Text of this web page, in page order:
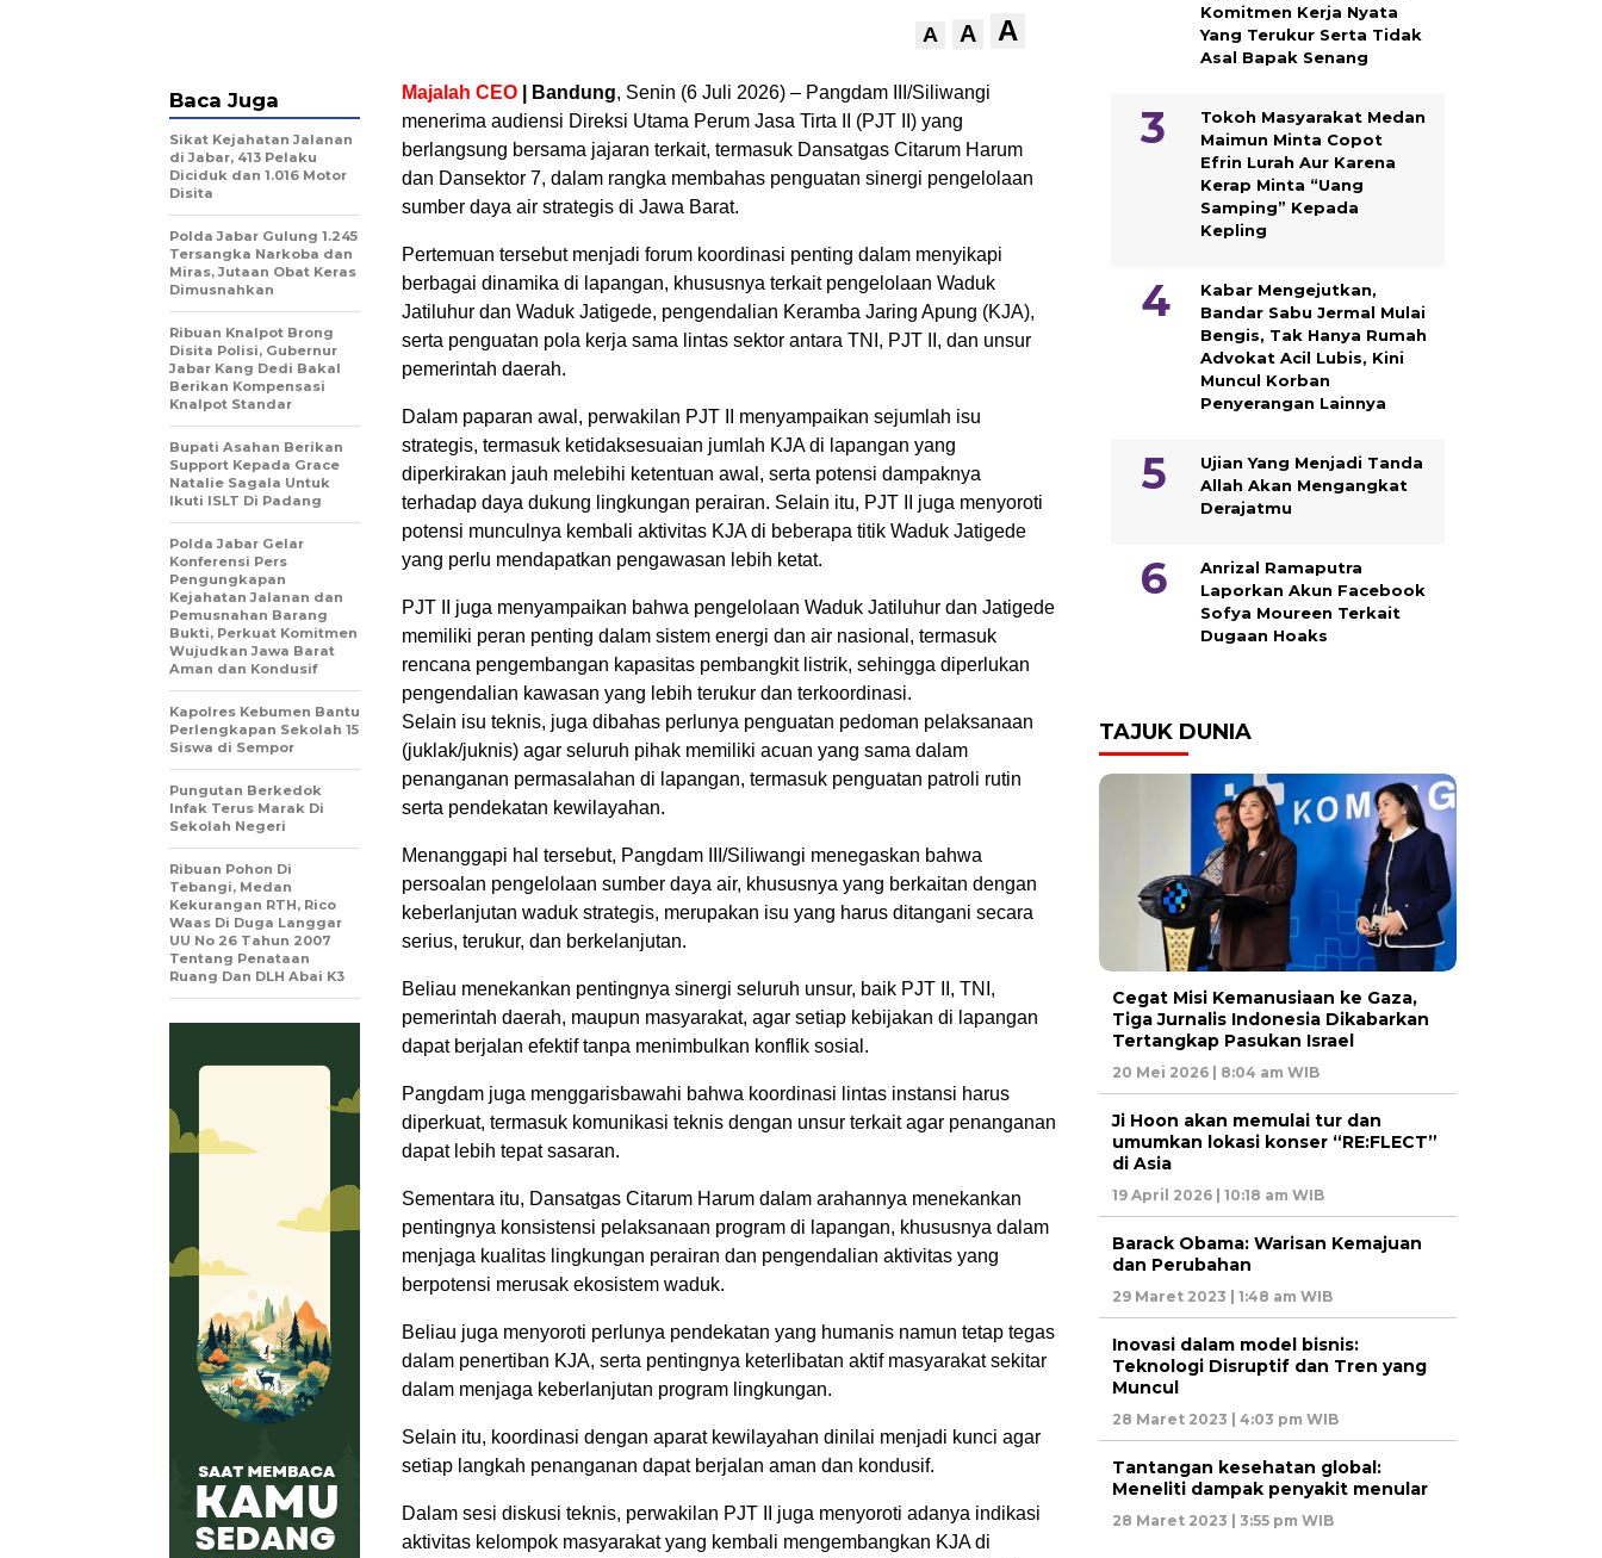
A A A
Majalah CEO | Bandung, Senin (6 Juli 2026) – Pangdam III/Siliwangi
menerima audiensi Direksi Utama Perum Jasa Tirta II (PJT II) yang
berlangsung bersama jajaran terkait, termasuk Dansatgas Citarum Harum
dan Dansektor 7, dalam rangka membahas penguatan sinergi pengelolaan
sumber daya air strategis di Jawa Barat.
Pertemuan tersebut menjadi forum koordinasi penting dalam menyikapi
berbagai dinamika di lapangan, khususnya terkait pengelolaan Waduk
Jatiluhur dan Waduk Jatigede, pengendalian Keramba Jaring Apung (KJA),
serta penguatan pola kerja sama lintas sektor antara TNI, PJT II, dan unsur
pemerintah daerah.
Dalam paparan awal, perwakilan PJT II menyampaikan sejumlah isu
strategis, termasuk ketidaksesuaian jumlah KJA di lapangan yang
diperkirakan jauh melebihi ketentuan awal, serta potensi dampaknya
terhadap daya dukung lingkungan perairan. Selain itu, PJT II juga menyoroti
potensi munculnya kembali aktivitas KJA di beberapa titik Waduk Jatigede
yang perlu mendapatkan pengawasan lebih ketat.
PJT II juga menyampaikan bahwa pengelolaan Waduk Jatiluhur dan Jatigede
memiliki peran penting dalam sistem energi dan air nasional, termasuk
rencana pengembangan kapasitas pembangkit listrik, sehingga diperlukan
pengendalian kawasan yang lebih terukur dan terkoordinasi.
Selain isu teknis, juga dibahas perlunya penguatan pedoman pelaksanaan
(juklak/juknis) agar seluruh pihak memiliki acuan yang sama dalam
penanganan permasalahan di lapangan, termasuk penguatan patroli rutin
serta pendekatan kewilayahan.
Menanggapi hal tersebut, Pangdam III/Siliwangi menegaskan bahwa
persoalan pengelolaan sumber daya air, khususnya yang berkaitan dengan
keberlanjutan waduk strategis, merupakan isu yang harus ditangani secara
serius, terukur, dan berkelanjutan.
Beliau menekankan pentingnya sinergi seluruh unsur, baik PJT II, TNI,
pemerintah daerah, maupun masyarakat, agar setiap kebijakan di lapangan
dapat berjalan efektif tanpa menimbulkan konflik sosial.
Pangdam juga menggarisbawahi bahwa koordinasi lintas instansi harus
diperkuat, termasuk komunikasi teknis dengan unsur terkait agar penanganan
dapat lebih tepat sasaran.
Sementara itu, Dansatgas Citarum Harum dalam arahannya menekankan
pentingnya konsistensi pelaksanaan program di lapangan, khususnya dalam
menjaga kualitas lingkungan perairan dan pengendalian aktivitas yang
berpotensi merusak ekosistem waduk.
Beliau juga menyoroti perlunya pendekatan yang humanis namun tetap tegas
dalam penertiban KJA, serta pentingnya keterlibatan aktif masyarakat sekitar
dalam menjaga keberlanjutan program lingkungan.
Selain itu, koordinasi dengan aparat kewilayahan dinilai menjadi kunci agar
setiap langkah penanganan dapat berjalan aman dan kondusif.
Dalam sesi diskusi teknis, perwakilan PJT II juga menyoroti adanya indikasi
aktivitas kelompok masyarakat yang kembali mengembangkan KJA di
Baca Juga
Sikat Kejahatan Jalanan
di Jabar, 413 Pelaku
Diciduk dan 1.016 Motor
Disita
Polda Jabar Gulung 1.245
Tersangka Narkoba dan
Miras, Jutaan Obat Keras
Dimusnahkan
Ribuan Knalpot Brong
Disita Polisi, Gubernur
Jabar Kang Dedi Bakal
Berikan Kompensasi
Knalpot Standar
Bupati Asahan Berikan
Support Kepada Grace
Natalie Sagala Untuk
Ikuti ISLT Di Padang
Polda Jabar Gelar
Konferensi Pers
Pengungkapan
Kejahatan Jalanan dan
Pemusnahan Barang
Bukti, Perkuat Komitmen
Wujudkan Jawa Barat
Aman dan Kondusif
Kapolres Kebumen Bantu
Perlengkapan Sekolah 15
Siswa di Sempor
Pungutan Berkedok
Infak Terus Marak Di
Sekolah Negeri
Ribuan Pohon Di
Tebangi, Medan
Kekurangan RTH, Rico
Waas Di Duga Langgar
UU No 26 Tahun 2007
Tentang Penataan
Ruang Dan DLH Abai K3
Komitmen Kerja Nyata
Yang Terukur Serta Tidak
Asal Bapak Senang
Tokoh Masyarakat Medan
Maimun Minta Copot
Efrin Lurah Aur Karena
Kerap Minta “Uang
Samping” Kepada
Kepling
Kabar Mengejutkan,
Bandar Sabu Jermal Mulai
Bengis, Tak Hanya Rumah
Advokat Acil Lubis, Kini
Muncul Korban
Penyerangan Lainnya
Ujian Yang Menjadi Tanda
Allah Akan Mengangkat
Derajatmu
Anrizal Ramaputra
Laporkan Akun Facebook
Sofya Moureen Terkait
Dugaan Hoaks
TAJUK DUNIA
Cegat Misi Kemanusiaan ke Gaza,
Tiga Jurnalis Indonesia Dikabarkan
Tertangkap Pasukan Israel
20 Mei 2026 | 8:04 am WIB
Ji Hoon akan memulai tur dan
umumkan lokasi konser “RE:FLECT”
di Asia
19 April 2026 | 10:18 am WIB
Barack Obama: Warisan Kemajuan
dan Perubahan
29 Maret 2023 | 1:48 am WIB
Inovasi dalam model bisnis:
Teknologi Disruptif dan Tren yang
Muncul
28 Maret 2023 | 4:03 pm WIB
Tantangan kesehatan global:
Meneliti dampak penyakit menular
28 Maret 2023 | 3:55 pm WIB